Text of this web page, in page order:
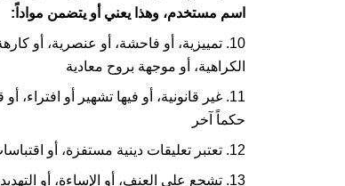
اسم مستخدم، وهذا يعني أو يتضمن مواداً:
10. تمييزية، أو فاحشة، أو عنصرية، أو
الكراهية، أو موجهة بروح معادية
11. غير قانونية، أو فيها تشهير أو
حكماً آخر
12. تعتبر تعليقات دينية مستفزة، أو اقتباسات غير دقيقة، أو مضللة للنصوص الدينية
13. تشجع على العنف، أو الإساءة، أو